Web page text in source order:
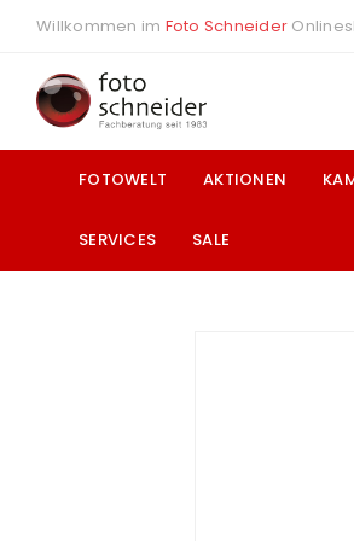
Willkommen im Foto Schneider
FOTOWELT AKTIONEN
SERVICES SALE